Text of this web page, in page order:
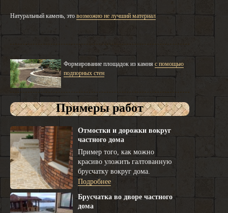
Натуральный камень, этовозможно не лучший материал
Формирование площадок из камня с помощью
подпорных стен
Примеры работ
Отмостки и дорожки вокруг
частного дома
Пример того, как можно
красиво уложить галтованную
брусчатку вокруг дома.
Подробнее
Брусчатка во дворе частного
дома